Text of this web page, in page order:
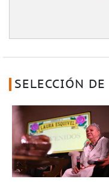
SELECCIÓN